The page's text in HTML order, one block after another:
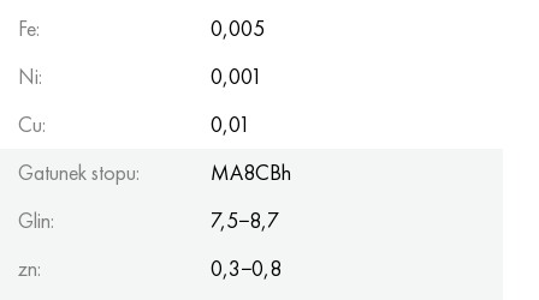
Fe:
0,005
Ni:
0,001
Cu:
0,01
Gatunek stopu:
MA8CBh
Glin:
7,5−8,7
zn:
0,3−0,8